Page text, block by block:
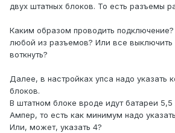
двух штатных блоков. То есть разъемы
Каким образом проводить подключение?
любой из разъемов? Или все выключить
воткнуть?
Далее, в настройках упса надо указать
блоков.
В штатном блоке вроде идут батареи
Ампер, то есть как минимум надо
Или, может, указать 4?